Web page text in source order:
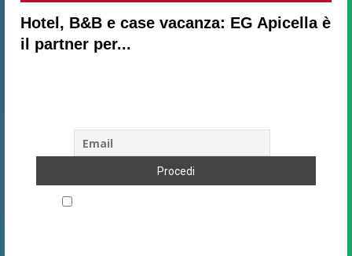
Hotel, B&B e case vacanza: EG Apicella è
il partner per...
Accetto le regole di riservatezza di questo sito